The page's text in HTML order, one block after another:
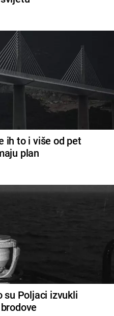
ih to i više od pet
plan
su Poljaci izvukli